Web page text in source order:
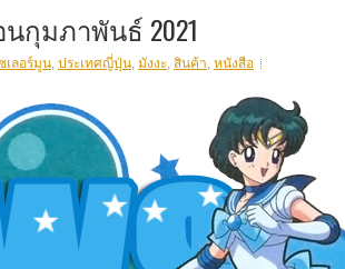
นกุมภาพันธ์ 2021
เลอร์มูน, ประเทศญี่ปุ่น, มังงะ, สินค้า, หนังสือ